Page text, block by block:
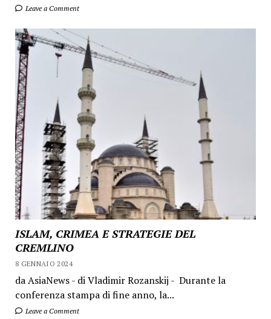
Leave a Comment
ISLAM, CRIMEA E STRATEGIE DEL
CREMLINO
8 GENNAIO 2024
da AsiaNews - di Vladimir Rozanskij - Durante la
conferenza stampa di fine anno, la...
Leave a Comment